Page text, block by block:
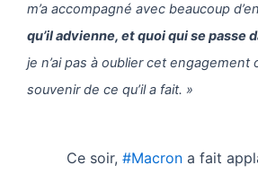
m’a accompagné avec beaucoup
qu’il advienne, et quoi qui se passe
je n’ai pas à oublier cet engagement
souvenir de ce qu’il a fait. »
Ce soir,#Macron a fait